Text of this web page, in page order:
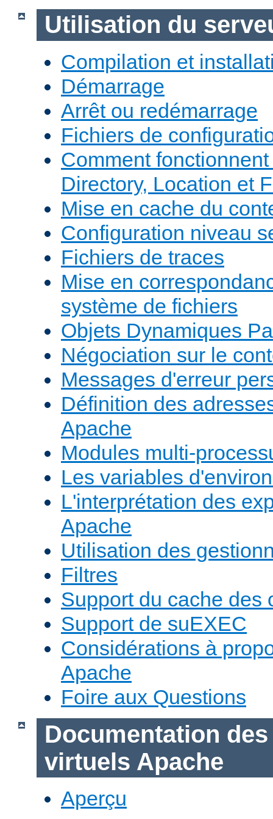
Utilisation du
Compilation et
Démarrage
Arrêt ou redémarrage
Fichiers de
Comment
Directory, Location et
Mise en cache du
Configuration niveau
Fichiers de traces
Mise en
système de fichiers
Objets Dynamiques
Négociation sur le
Messages d'erreur
Définition des
Apache
Modules multi-
Les variables
L'interprétation des
Apache
Utilisation des
Filtres
Support du cache des
Support de suEXEC
Considérations à
Apache
Foire aux Questions
Documentation
virtuels Apache
Aperçu